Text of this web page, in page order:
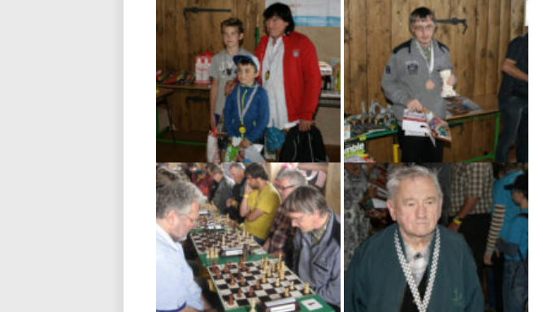
Vítězové kategorií turnaje
Roman Vincze, vítěz – šachový
král hradu Lipnice 2018